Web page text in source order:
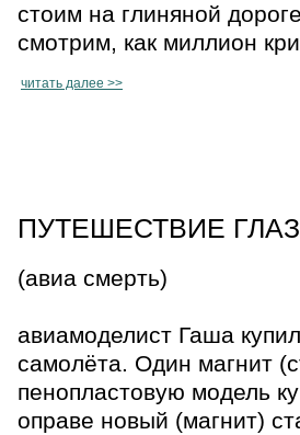
стоим на глиняной
смотрим, как миллион
читать далее >>
ПУТЕШЕСТВИЕ
(авиа смерть)
авиамоделист Гаша
самолёта. Один магнит
пенопластовую модель
оправе новый (магнит)